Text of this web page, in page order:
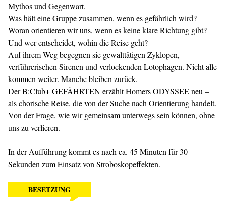
Mythos und Gegenwart.
Was hält eine Gruppe zusammen, wenn es gefährlich wird?
Woran orientieren wir uns, wenn es keine klare Richtung gibt?
Und wer entscheidet, wohin die Reise geht?
Auf ihrem Weg begegnen sie gewalttätigen Zyklopen,
verführerischen Sirenen und verlockenden Lotophagen. Nicht alle
kommen weiter. Manche bleiben zurück.
Der B:Club+ GEFÄHRTEN erzählt Homers ODYSSEE neu –
als chorische Reise, die von der Suche nach Orientierung handelt.
Von der Frage, wie wir gemeinsam unterwegs sein können, ohne
uns zu verlieren.
In der Aufführung kommt es nach ca. 45 Minuten für 30
Sekunden zum Einsatz von Stroboskopeffekten.
BESETZUNG